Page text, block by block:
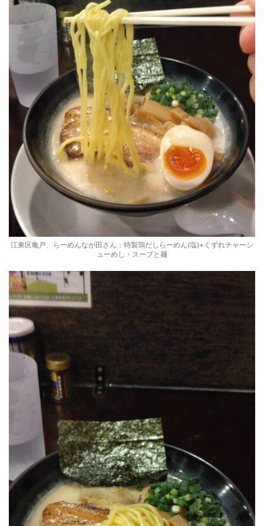
江東区亀戸、らーめんなが田さん：特製鶏だしらーめん(塩)+くずれチャーシ
ューめし・スープと麺